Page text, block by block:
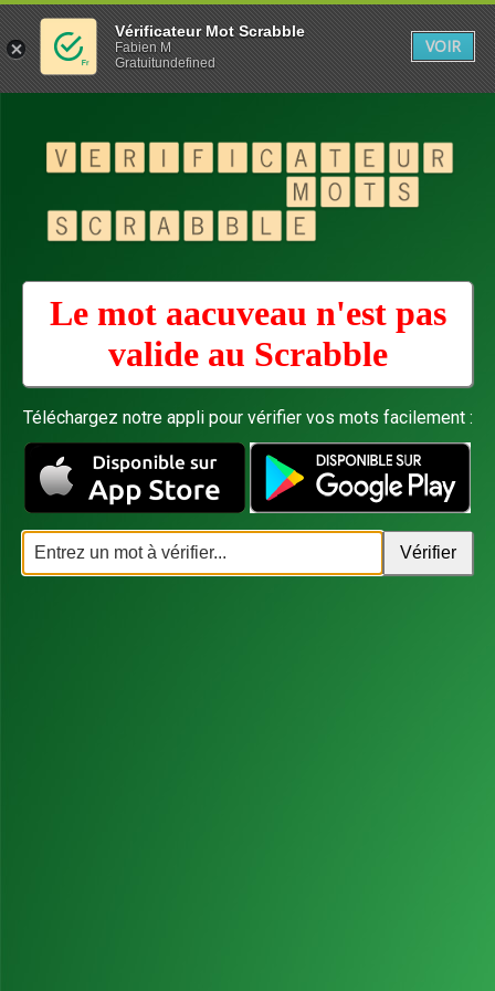
Le mot aacuveau n'est pas
valide au Scrabble
Téléchargez notre appli pour vérifier vos mots facilement :
Vérificateur Mot Scrabble
Fabien M
Gratuitundefined
VOIR